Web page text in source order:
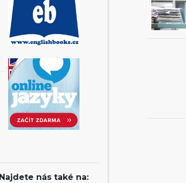
Najdete nás také na: